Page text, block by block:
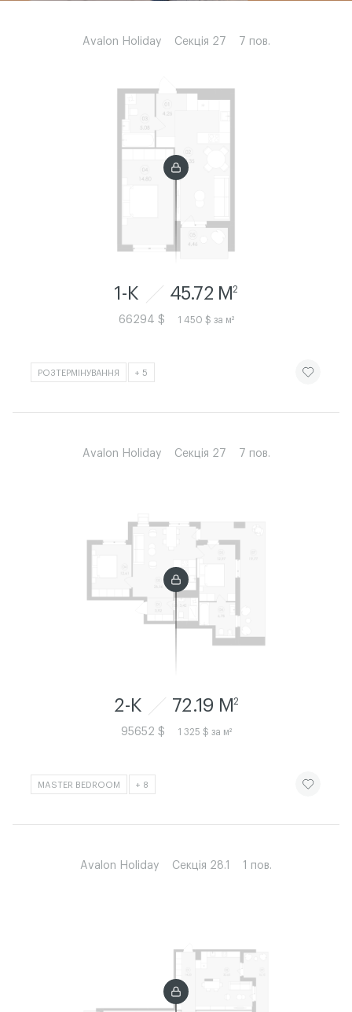
Avalon Holiday Секція 27 7 пов.
1-К 45.72 M2
66294 $ 1 450 $ за м²
РОЗТЕРМІНУВАННЯ + 5 ЧИТАТИ
Avalon Holiday Секція 27 7 пов.
2-К 72.19 M 2
95652 $ 1 325 $ за м²
MASTER BEDROOM + 8 ЧИТАТИ
Avalon Holiday Секція 28.1 1 пов.